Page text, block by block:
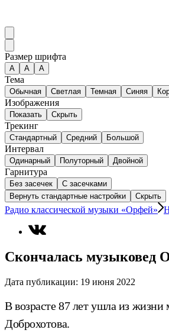
Размер шрифта
А A A
Тема
Обычная Светлая Темная Синяя
Изображения
Показать Скрыть
Трекинг
Стандартный Средний Большой
Интервал
Одинарный Полуторный Двойной
Гарнитура
Без засечек
С засечками
Вернуть стандартные настройки
Скрыть
Радио классической музыки «Орфей»
Скончалась музыковед
Дата публикации: 19 июня 2022
В возрасте 87 лет ушла из жизни
Доброхотова.